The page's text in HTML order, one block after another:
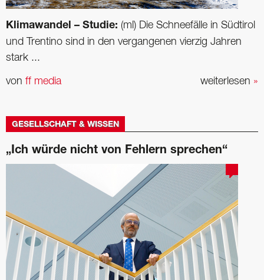
Klimawandel – Studie: (ml) Die Schneefälle in Südtirol
und Trentino sind in den vergangenen vierzig Jahren
stark ...
weiterlesen »
von ff media
GESELLSCHAFT & WISSEN
„Ich würde nicht von Fehlern sprechen“